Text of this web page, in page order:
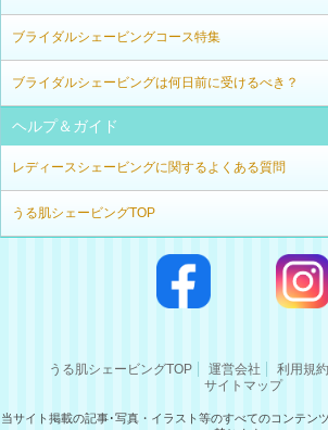
ブライダルシェービングコース特集
ブライダルシェービングは何日前に受けるべき？
ヘルプ＆ガイド
レディースシェービングに関するよくある質問
うる肌シェービングTOP
うる肌シェービングTOP 運営会社 利用規約
サイトマップ
当サイト掲載の記事･写真・イラスト等のすべてのコンテン